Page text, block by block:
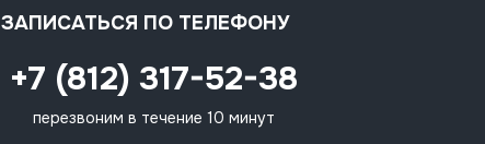
ЗАПИСАТЬСЯ ПО ТЕЛЕФОНУ
+7 (812) 317-52-38
перезвоним в течение 10 минут